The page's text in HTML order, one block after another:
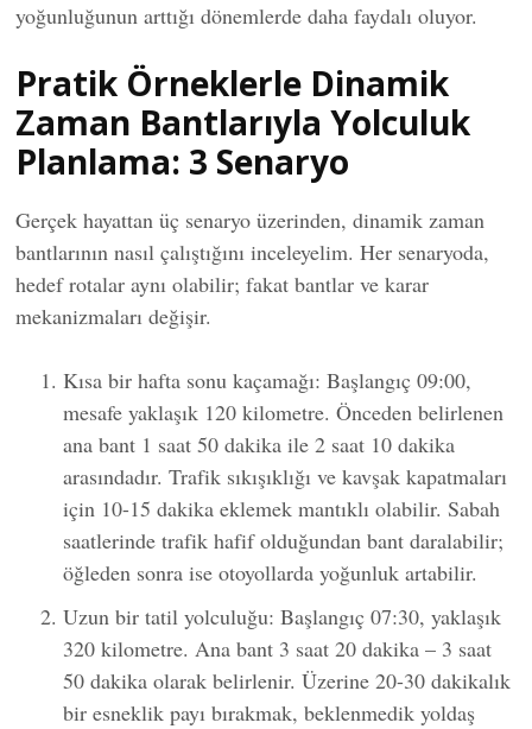
yoğunluğunun arttığı dönemlerde daha faydalı oluyor.
Pratik Örneklerle Dinamik
Zaman Bantlarıyla Yolculuk
Planlama: 3 Senaryo
Gerçek hayattan üç senaryo üzerinden, dinamik zaman
bantlarının nasıl çalıştığını inceleyelim. Her senaryoda,
hedef rotalar aynı olabilir; fakat bantlar ve karar
mekanizmaları değişir.
Kısa bir hafta sonu kaçamağı: Başlangıç 09:00,
mesafe yaklaşık 120 kilometre. Önceden belirlenen
ana bant 1 saat 50 dakika ile 2 saat 10 dakika
arasındadır. Trafik sıkışıklığı ve kavşak kapatmaları
için 10-15 dakika eklemek mantıklı olabilir. Sabah
saatlerinde trafik hafif olduğundan bant daralabilir;
öğleden sonra ise otoyollarda yoğunluk artabilir.
Uzun bir tatil yolculuğu: Başlangıç 07:30, yaklaşık
320 kilometre. Ana bant 3 saat 20 dakika – 3 saat
50 dakika olarak belirlenir. Üzerine 20-30 dakikalık
bir esneklik payı bırakmak, beklenmedik yoldaş